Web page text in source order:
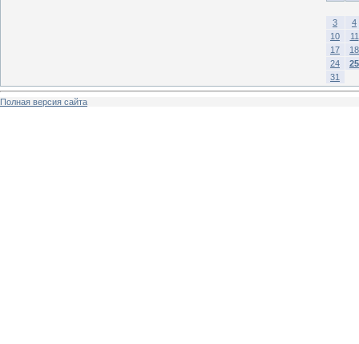
3
4
10
11
17
18
24
25
31
Полная версия сайта